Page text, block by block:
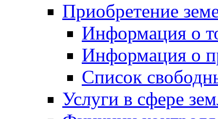
Приобретение
Информация о
Информация о
Список
Услуги в сфере